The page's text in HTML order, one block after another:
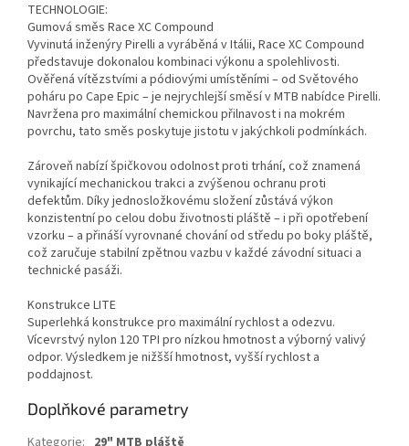
TECHNOLOGIE:
Gumová směs Race XC Compound
Vyvinutá inženýry Pirelli a vyráběná v Itálii, Race XC Compound
představuje dokonalou kombinaci výkonu a spolehlivosti.
Ověřená vítězstvími a pódiovými umístěními – od Světového
poháru po Cape Epic – je nejrychlejší směsí v MTB nabídce Pirelli.
Navržena pro maximální chemickou přilnavost i na mokrém
povrchu, tato směs poskytuje jistotu v jakýchkoli podmínkách.
Zároveň nabízí špičkovou odolnost proti trhání, což znamená
vynikající mechanickou trakci a zvýšenou ochranu proti
defektům. Díky jednosložkovému složení zůstává výkon
konzistentní po celou dobu životnosti pláště – i při opotřebení
vzorku – a přináší vyrovnané chování od středu po boky pláště,
což zaručuje stabilní zpětnou vazbu v každé závodní situaci a
technické pasáži.
Konstrukce LITE
Superlehká konstrukce pro maximální rychlost a odezvu.
Vícevrstvý nylon 120 TPI pro nízkou hmotnost a výborný valivý
odpor. Výsledkem je nižšší hmotnost, vyšší rychlost a
poddajnost.
Doplňkové parametry